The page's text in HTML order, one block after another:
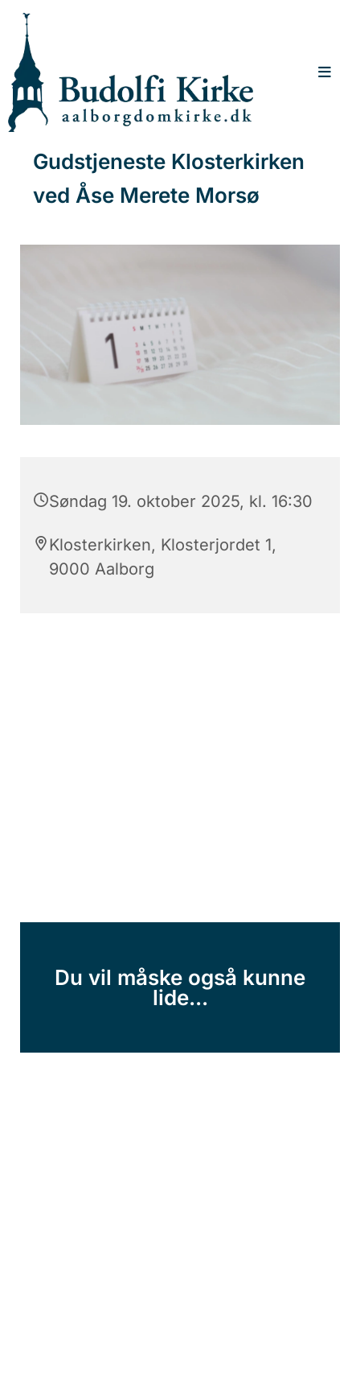
Gudstjeneste Klosterkirken
ved Åse Merete Morsø
Søndag 19. oktober 2025, kl. 16:30
Klosterkirken, Klosterjordet 1,
9000 Aalborg
Du vil måske også kunne
lide...